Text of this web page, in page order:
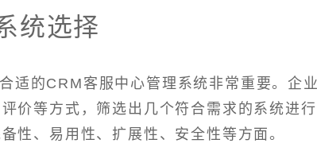
统选择
适的CRM客服中心管理系统非常重要。企
价等方式，筛选出几个符合需求的系统进
性、易用性、扩展性、安全性等方面。